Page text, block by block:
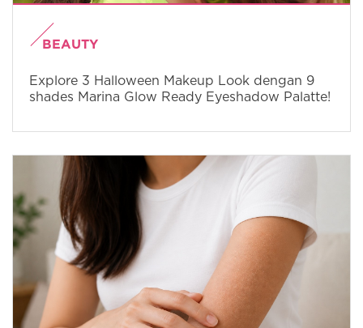
BEAUTY
Explore 3 Halloween Makeup Look dengan 9
shades Marina Glow Ready Eyeshadow Palatte!